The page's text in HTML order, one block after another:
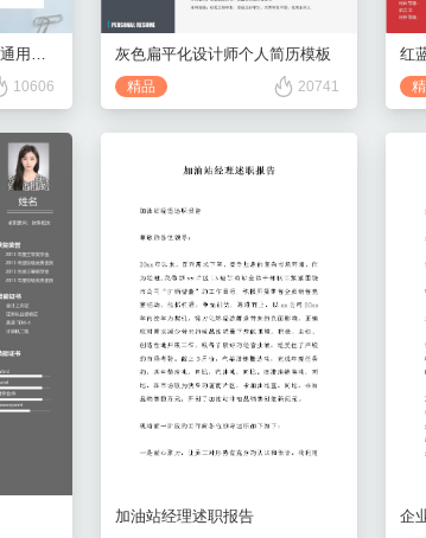
红蓝商务风项目经理个人通用简历
10606
灰色扁平化设计师个人简历模板
精品 20741
红
加油站经理述职报告 企